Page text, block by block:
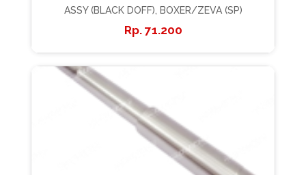
ASSY (BLACK DOFF), BOXER/ZEVA (SP)
71.200